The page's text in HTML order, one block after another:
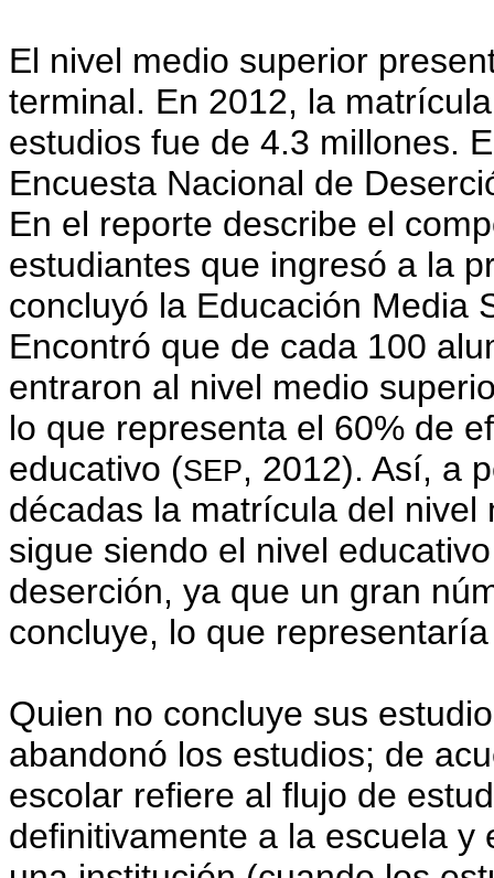
El nivel medio superior
terminal. En 2012, la
estudios fue de 4.3 millones.
Encuesta Nacional de
En el reporte describe el
estudiantes que ingresó a la
concluyó la Educación Media
Encontró que de cada 100
entraron al nivel medio
lo que representa el 60% de
educativo (SEP, 2012). Así, a
décadas la matrícula del
sigue siendo el nivel
deserción, ya que un gran
concluye, lo que
Quien no concluye sus
abandonó los estudios; de
escolar refiere al flujo de
definitivamente a la escuela